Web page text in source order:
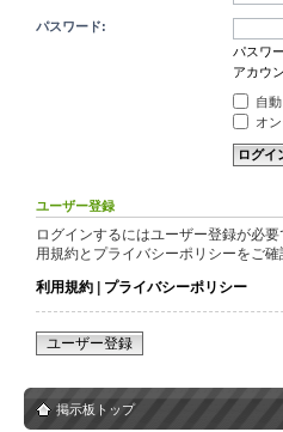
パスワード:
パスワ
アカウ
自
オ
ユーザー登録
ログインするにはユーザー登録が必
用規約とプライバシーポリシーをご
利用規約 | プライバシーポリシー
ユーザー登録
掲示板トップ